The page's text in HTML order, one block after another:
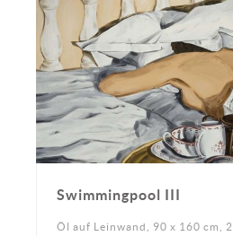
Swimmingpool III
Öl auf Leinwand, 90 x 160 cm,